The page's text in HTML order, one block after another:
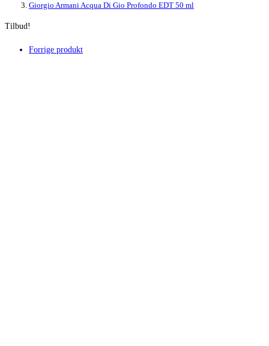
Giorgio Armani Acqua Di Gio Profondo EDT 50 ml
Tilbud!
Forrige produkt